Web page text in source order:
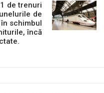
de trenuri
de
schimbul
încă